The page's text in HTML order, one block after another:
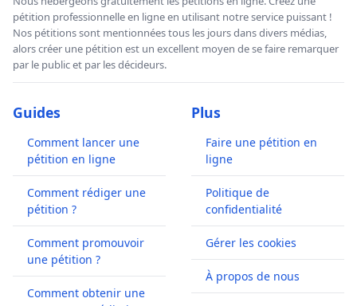
pétition professionnelle en ligne en utilisant notre service puissant !
Nos pétitions sont mentionnées tous les jours dans divers médias,
alors créer une pétition est un excellent moyen de se faire remarquer
par le public et par les décideurs.
Guides
Comment lancer une
pétition en ligne
Comment rédiger une
pétition ?
Comment promouvoir
une pétition ?
Comment obtenir une
Plus
Faire une pétition en
ligne
Politique de
confidentialité
Gérer les cookies
À propos de nous